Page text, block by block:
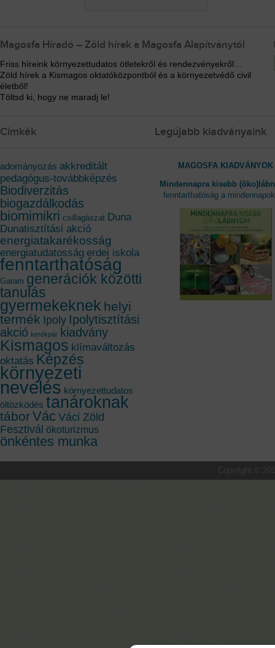
Magosfa Híradó – Zöld hírek a Magosfa Alapítványtól
Friss híreink környezettudatos ötletekről és rendezvényekről…
Zöld hírek a Kismagos oktatóközpontból és a környezetvédő civil
életből!
Töltsd ki, hogy ne maradj le!
Címkék
adományozás akkreditált
pedagógus-továbbképzés
Biodiverzitás
biogazdálkodás
biomimikri csillagászat Duna
Dunatisztítási akció
energiatakarékosság
energiatudatosság erdei iskola
fenntarthatóság
Garam generációk közötti
tanulás
gyermekeknek helyi
termék Ipoly Ipolytisztítási
akció kerékpár kiadvány
Kismagos klímaváltozás
oktatás Képzés
környezeti
nevelés környezettudatos
öltözködés tanároknak
táborVác Váci Zöld
Fesztivál ökoturizmus
önkéntes munka
Legújabb kiadványaink
MAGOSFA KIADVÁNYOK
Mindennapra kisebb
fenntarthatóság a
Copyright ©